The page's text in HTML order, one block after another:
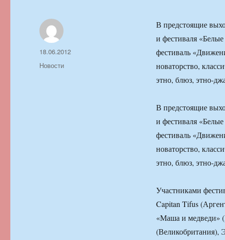
В предстоящие
и фестиваля
фестиваль
новаторство,
этно, блюз, этно-
В предстоящие
и фестиваля
фестиваль
новаторство,
этно, блюз, этно-
Участниками
Capitan Tifus
«Маша и медведи»
(Великобритания),
Автор
Опубликовано
18.06.2012
Рубрики
Новости